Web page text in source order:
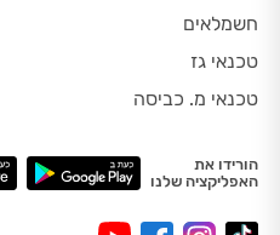
חשמלאים
טכנאי גז
טכנאי מ. כביסה
הורידו את
האפליקציה שלנו